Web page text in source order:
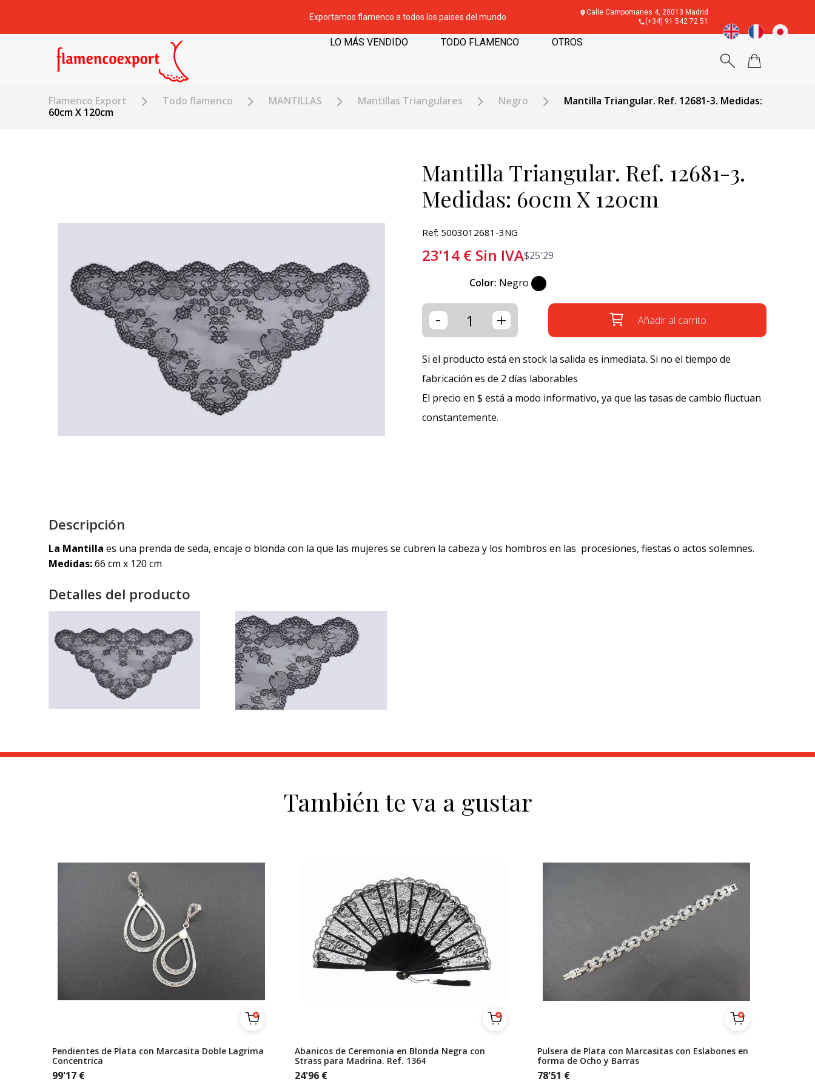
Exportamos flamenco a todos los paises del mundo
Calle Campomanes 4, 28013 Madrid
(+34) 91 542 72 51
LO MÁS VENDIDO TODO FLAMENCO OTROS
Flamenco Export Todo flamenco MANTILLAS Mantillas Triangulares Negro
Mantilla Triangular. Ref. 12681-3. Medidas:
60cm X 120cm
Mantilla Triangular. Ref. 12681-3.
Medidas: 60cm X 120cm
Ref: 5003012681-3NG
23'14€ Sin IVA$25'29
Color: Negro
- + Añadir al carrito
Si el producto está en stock la salida es inmediata. Si no el tiempo de
fabricación es de 2 días laborables
El precio en $ está a modo informativo, ya que las tasas de cambio fluctuan
constantemente.
Descripción
La Mantilla es una prenda de seda, encaje o blonda con la que las mujeres se cubren la cabeza y los hombros en las procesiones, fiestas o actos solemnes.
Medidas:66 cm x 120 cm
Detalles del producto
También te va a gustar
Pendientes de Plata con Marcasita Doble Lagrima
Concentrica
99'17 €
Abanicos de Ceremonia en Blonda Negra con
Strass para Madrina. Ref. 1364
24'96 €
Pulsera de Plata con Marcasitas con Eslabones en
forma de Ocho y Barras
78'51 €